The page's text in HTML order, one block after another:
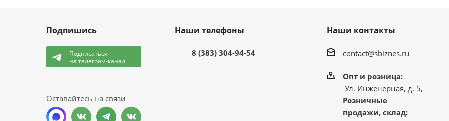
Подпишись
Подписаться
на телеграм-канал
Оставайтесь на связи
Наши телефоны
8 (383) 304-94-54
Наши контакты
contact@sbiznes.ru
Опт и розница:
Ул. Инженерная, д. 5,
Розничные
продажи, склад: